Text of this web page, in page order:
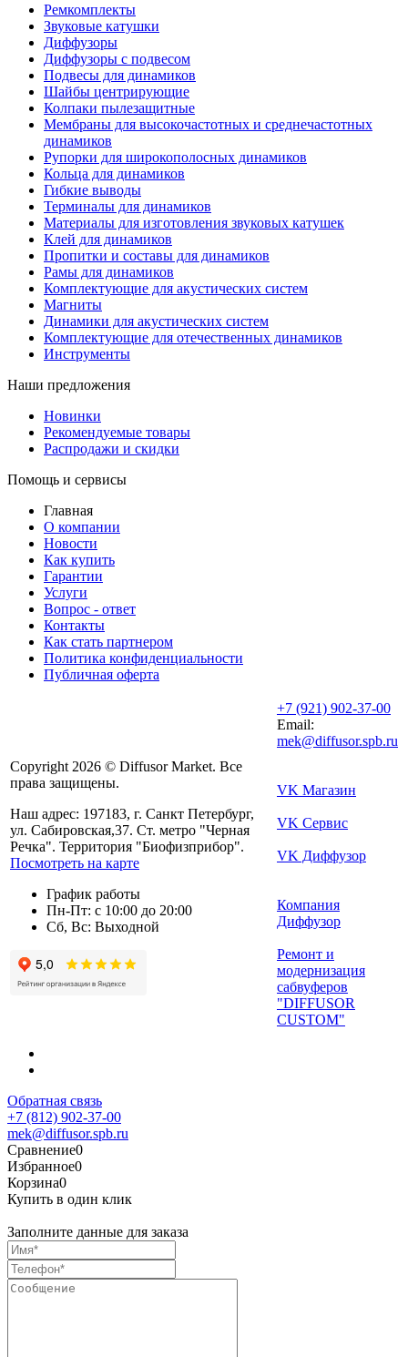
Ремкомплекты
Звуковые катушки
Диффузоры
Диффузоры с подвесом
Подвесы для динамиков
Шайбы центрирующие
Колпаки пылезащитные
Мембраны для высокочастотных и среднечастотных
динамиков
Рупорки для широкополосных динамиков
Кольца для динамиков
Гибкие выводы
Терминалы для динамиков
Материалы для изготовления звуковых катушек
Клей для динамиков
Пропитки и составы для динамиков
Рамы для динамиков
Комплектующие для акустических систем
Магниты
Динамики для акустических систем
Комплектующие для отечественных динамиков
Инструменты
Наши предложения
Новинки
Рекомендуемые товары
Распродажи и скидки
Помощь и сервисы
Главная
О компании
Новости
Как купить
Гарантии
Услуги
Вопрос - ответ
Контакты
Как стать партнером
Политика конфиденциальности
Публичная оферта
Copyright 2026 © Diffusor Market. Все
права защищены.
Наш адрес: 197183, г. Санкт Петербург,
ул. Сабировская,37. Ст. метро "Черная
Речка". Территория "Биофизприбор".
Посмотреть на карте
График работы
Пн-Пт: с 10:00 до 20:00
Сб, Вс: Выходной
+7 (921) 902-37-00
Email:
mek@diffusor.spb.ru
VK Магазин
VK Сервис
VK Диффузор
Компания
Диффузор
Ремонт и
модернизация
сабвуферов
"DIFFUSOR
CUSTOM"
Обратная связь
+7 (812) 902-37-00
mek@diffusor.spb.ru
Сравнение0
Избранное0
Корзина0
Купить в один клик
Заполните данные для заказа